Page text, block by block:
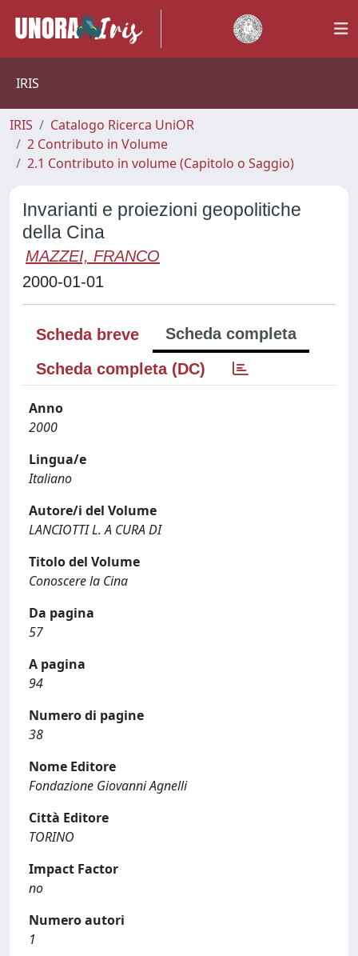
IRIS
IRIS
Catalogo Ricerca UniOR
2 Contributo in Volume
2.1 Contributo in volume (Capitolo o Saggio)
Invarianti e proiezioni geopolitiche
della Cina
MAZZEI, FRANCO
2000-01-01
Scheda breve
Scheda completa
Scheda completa (DC)
Anno
2000
Lingua/e
Italiano
Autore/i del Volume
LANCIOTTI L. A CURA DI
Titolo del Volume
Conoscere la Cina
Da pagina
57
A pagina
94
Numero di pagine
38
Nome Editore
Fondazione Giovanni Agnelli
Città Editore
TORINO
Impact Factor
no
Numero autori
1